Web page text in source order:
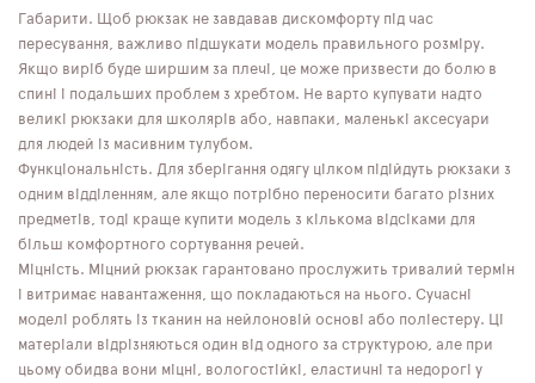
Габарити. Щоб рюкзак не завдавав дискомфорту під час
пересування, важливо підшукати модель правильного розміру.
Якщо виріб буде ширшим за плечі, це може призвести до болю в
спині і подальших проблем з хребтом. Не варто купувати надто
великі рюкзаки для школярів або, навпаки, маленькі аксесуари
для людей із масивним тулубом.
Функціональність. Для зберігання одягу цілком підійдуть рюкзаки з
одним відділенням, але якщо потрібно переносити багато різних
предметів, тоді краще купити модель з кількома відсіками для
більш комфортного сортування речей.
Міцність. Міцний рюкзак гарантовано прослужить тривалий термін
і витримає навантаження, що покладаються на нього. Сучасні
моделі роблять із тканин на нейлоновій основі або поліестеру. Ці
матеріали відрізняються один від одного за структурою, але при
цьому обидва вони міцні, вологостійкі, еластичні та недорогі у